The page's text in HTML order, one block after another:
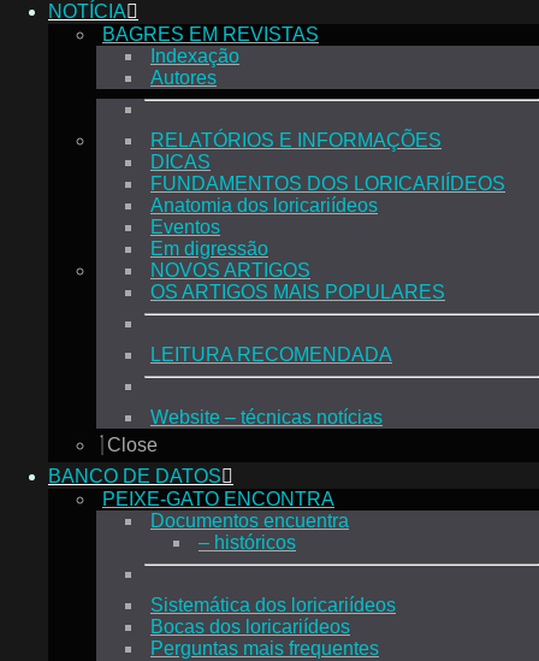
NOTÍCIA
BAGRES EM REVISTAS
Indexação
Autores
RELATÓRIOS E INFORMAÇÕES
DICAS
FUNDAMENTOS DOS LORICARIÍDEOS
Anatomia dos loricariídeos
Eventos
Em digressão
NOVOS ARTIGOS
OS ARTIGOS MAIS POPULARES
LEITURA RECOMENDADA
Website – técnicas notícias
Close
BANCO DE DATOS
PEIXE-GATO ENCONTRA
Documentos encuentra
– históricos
Sistemática dos loricariídeos
Bocas dos loricariídeos
Perguntas mais frequentes